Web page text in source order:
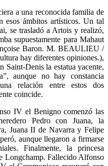
a una reconocida familia de
esos ámbitos artísticos. Un tal
se trasladó a Artois y realizó,
supuestamente para Mahaut
Baron. M. BEAULIEU /
hay diferentes opiniones.),
Saint-Denis la estatua yacente,
aunque no hay constancia
relación entre estos dos
coincide.
IV el Benigno comenzó las
Pedro con Juana, la
Juana II de Navarra y Felipe
aunque llegaron a firmarse
Finalmente, la princesa
Longchamp. Fallecido Alfonso